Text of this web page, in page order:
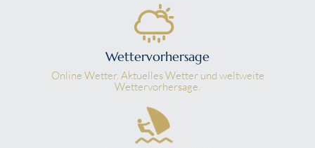
Wettervorhersage
Online Wetter. Aktuelles Wetter und weltweite
Wettervorhersage.